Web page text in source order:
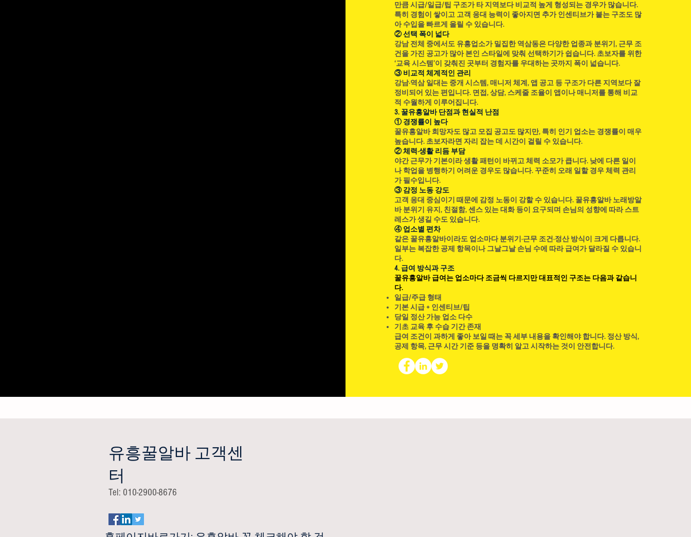
만큼 시급/일급/팁 구조가 타 지역보다 비교적 높게 형성되는 경우가 많습니다.
특히 경험이 쌓이고 고객 응대 능력이 좋아지면 추가 인센티브가 붙는 구조도 많
아 수입을 빠르게 올릴 수 있습니다.
② 선택 폭이 넓다
강남 전체 중에서도 유흥업소가 밀집한 역삼동은 다양한 업종과 분위기, 근무 조
건을 가진 공고가 많아 본인 스타일에 맞춰 선택하기가 쉽습니다. 초보자를 위한
‘교육 시스템’이 갖춰진 곳부터 경험자를 우대하는 곳까지 폭이 넓습니다.
③ 비교적 체계적인 관리
강남·역삼 일대는 중개 시스템, 매니저 체계, 앱 공고 등 구조가 다른 지역보다 잘
정비되어 있는 편입니다. 면접, 상담, 스케줄 조율이 앱이나 매니저를 통해 비교
적 수월하게 이루어집니다.
3. 꿀유흥알바 단점과 현실적 난점
① 경쟁률이 높다
꿀유흥알바 희망자도 많고 모집 공고도 많지만, 특히 인기 업소는 경쟁률이 매우
높습니다. 초보자라면 자리 잡는 데 시간이 걸릴 수 있습니다.
② 체력·생활 리듬 부담
야간 근무가 기본이라 생활 패턴이 바뀌고 체력 소모가 큽니다. 낮에 다른 일이
나 학업을 병행하기 어려운 경우도 많습니다. 꾸준히 오래 일할 경우 체력 관리
가 필수입니다.
③ 감정 노동 강도
고객 응대 중심이기 때문에 감정 노동이 강할 수 있습니다. 꿀유흥알바 노래방알
바 분위기 유지, 친절함, 센스 있는 대화 등이 요구되며 손님의 성향에 따라 스트
레스가 생길 수도 있습니다.
④ 업소별 편차
같은 꿀유흥알바이라도 업소마다 분위기·근무 조건·정산 방식이 크게 다릅니다.
일부는 복잡한 공제 항목이나 그날그날 손님 수에 따라 급여가 달라질 수 있습니
다.
4. 급여 방식과 구조
꿀유흥알바 급여는 업소마다 조금씩 다르지만 대표적인 구조는 다음과 같습니
다.
일급/주급 형태
기본 시급 + 인센티브/팁
당일 정산 가능 업소 다수
기초 교육 후 수습 기간 존재
급여 조건이 과하게 좋아 보일 때는 꼭 세부 내용을 확인해야 합니다. 정산 방식,
공제 항목, 근무 시간 기준 등을 명확히 알고 시작하는 것이 안전합니다.
유흥꿀알바 고객센
터
Tel: 010-2900-8676